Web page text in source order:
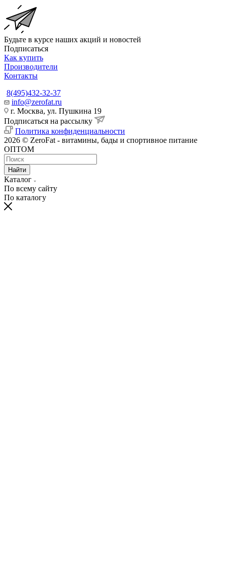
Будьте в курсе наших акций и новостей
Подписаться
Как купить
Производители
Контакты
8(495)432-32-37
info@zerofat.ru
г. Москва, ул. Пушкина 19
Подписаться на рассылку
Политика конфиденциальности
2026 © ZeroFat - витамины, бады и спортивное питание
ОПТОМ
Найти
Каталог
По всему сайту
По каталогу